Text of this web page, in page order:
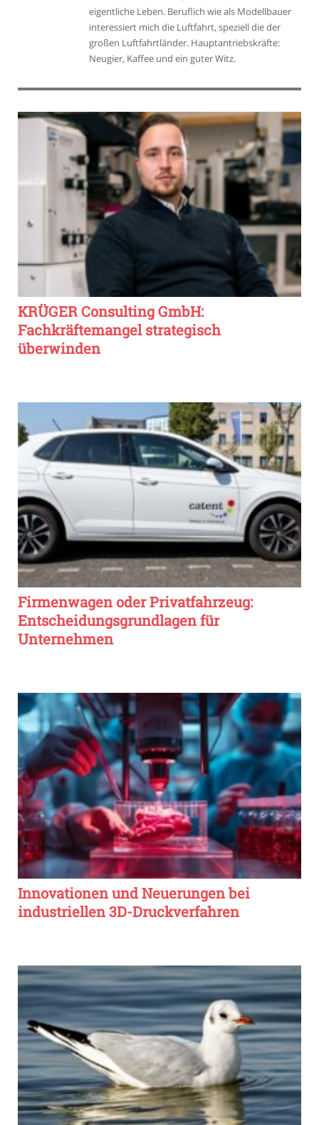
eigentliche Leben. Beruflich wie als Modellbauer
interessiert mich die Luftfahrt, speziell die der
großen Luftfahrtländer. Hauptantriebskräfte:
Neugier, Kaffee und ein guter Witz.
KRÜGER Consulting GmbH:
Fachkräftemangel strategisch
überwinden
Firmenwagen oder Privatfahrzeug:
Entscheidungsgrundlagen für
Unternehmen
Innovationen und Neuerungen bei
industriellen 3D-Druckverfahren